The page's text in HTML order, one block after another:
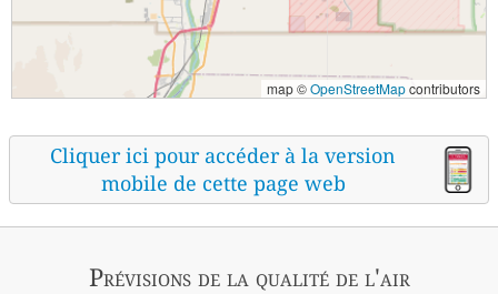
map ©OpenStreetMapcontributors
Cliquer ici pour accéder à la version
mobile de cette page web
Prévisionsde la qualité de l'air